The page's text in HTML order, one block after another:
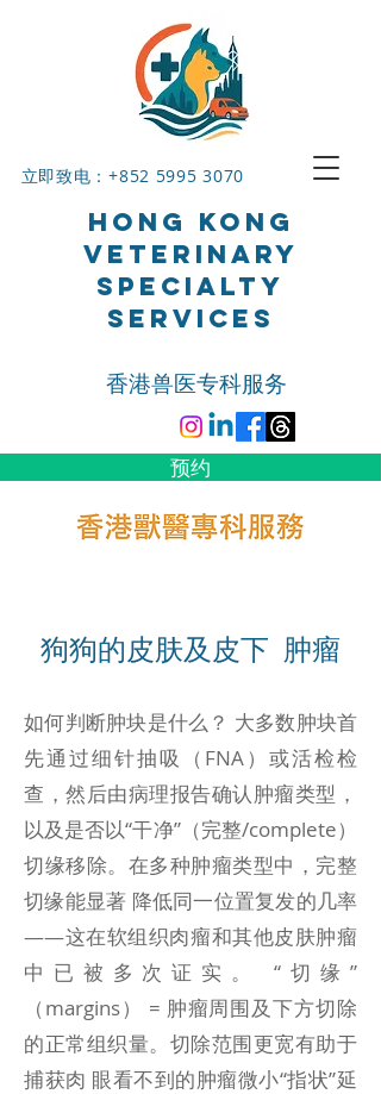
立即致电：+852 5995 3070
HONG KONG
VETERINARY
SPECIALTY
SERVICES
香港兽医专科服务
预约
狗狗的皮肤及皮下 肿瘤
如何判断肿块是什么？ 大多数肿块首
先通过细针抽吸（FNA）或活检检
查，然后由病理报告确认肿瘤类型，
以及是否以“干净”（完整/complete）
切缘移除。在多种肿瘤类型中，完整
切缘能显著 降低同一位置复发的几率
——这在软组织肉瘤和其他皮肤肿瘤
中已被多次证实。 “切缘”
（margins） = 肿瘤周围及下方切除
的正常组织量。切除范围更宽有助于
捕获肉 眼看不到的肿瘤微小“指状”延